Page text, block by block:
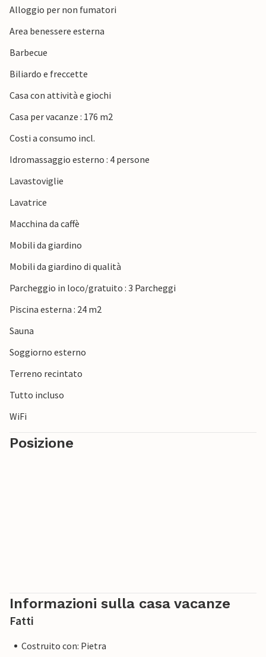
Alloggio per non fumatori
Area benessere esterna
Barbecue
Biliardo e freccette
Casa con attività e giochi
Casa per vacanze : 176 m2
Costi a consumo incl.
Idromassaggio esterno : 4 persone
Lavastoviglie
Lavatrice
Macchina da caffè
Mobili da giardino
Mobili da giardino di qualità
Parcheggio in loco/gratuito : 3 Parcheggi
Piscina esterna : 24 m2
Sauna
Soggiorno esterno
Terreno recintato
Tutto incluso
WiFi
Posizione
Informazioni sulla casa vacanze
Fatti
Costruito con: Pietra